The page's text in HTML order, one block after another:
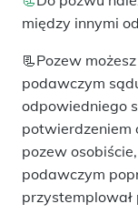
między innymi
📃Pozew
podawczym
odpowiedniego
potwierdzeniem
pozew
podawczym